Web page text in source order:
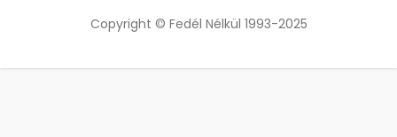
Copyright © Fedél Nélkül 1993-2025